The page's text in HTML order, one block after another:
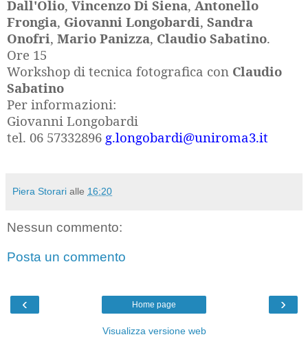
Dall'Olio, Vincenzo Di Siena, Antonello
Frongia, Giovanni Longobardi, Sandra
Onofri, Mario Panizza, Claudio Sabatino.
Ore 15
Workshop di tecnica fotografica con Claudio
Sabatino
Per informazioni:
Giovanni Longobardi
tel. 06 57332896 g.longobardi@uniroma3.it
Piera Storari alle 16:20
Nessun commento:
Posta un commento
‹ ›
Home page
Visualizza versione web